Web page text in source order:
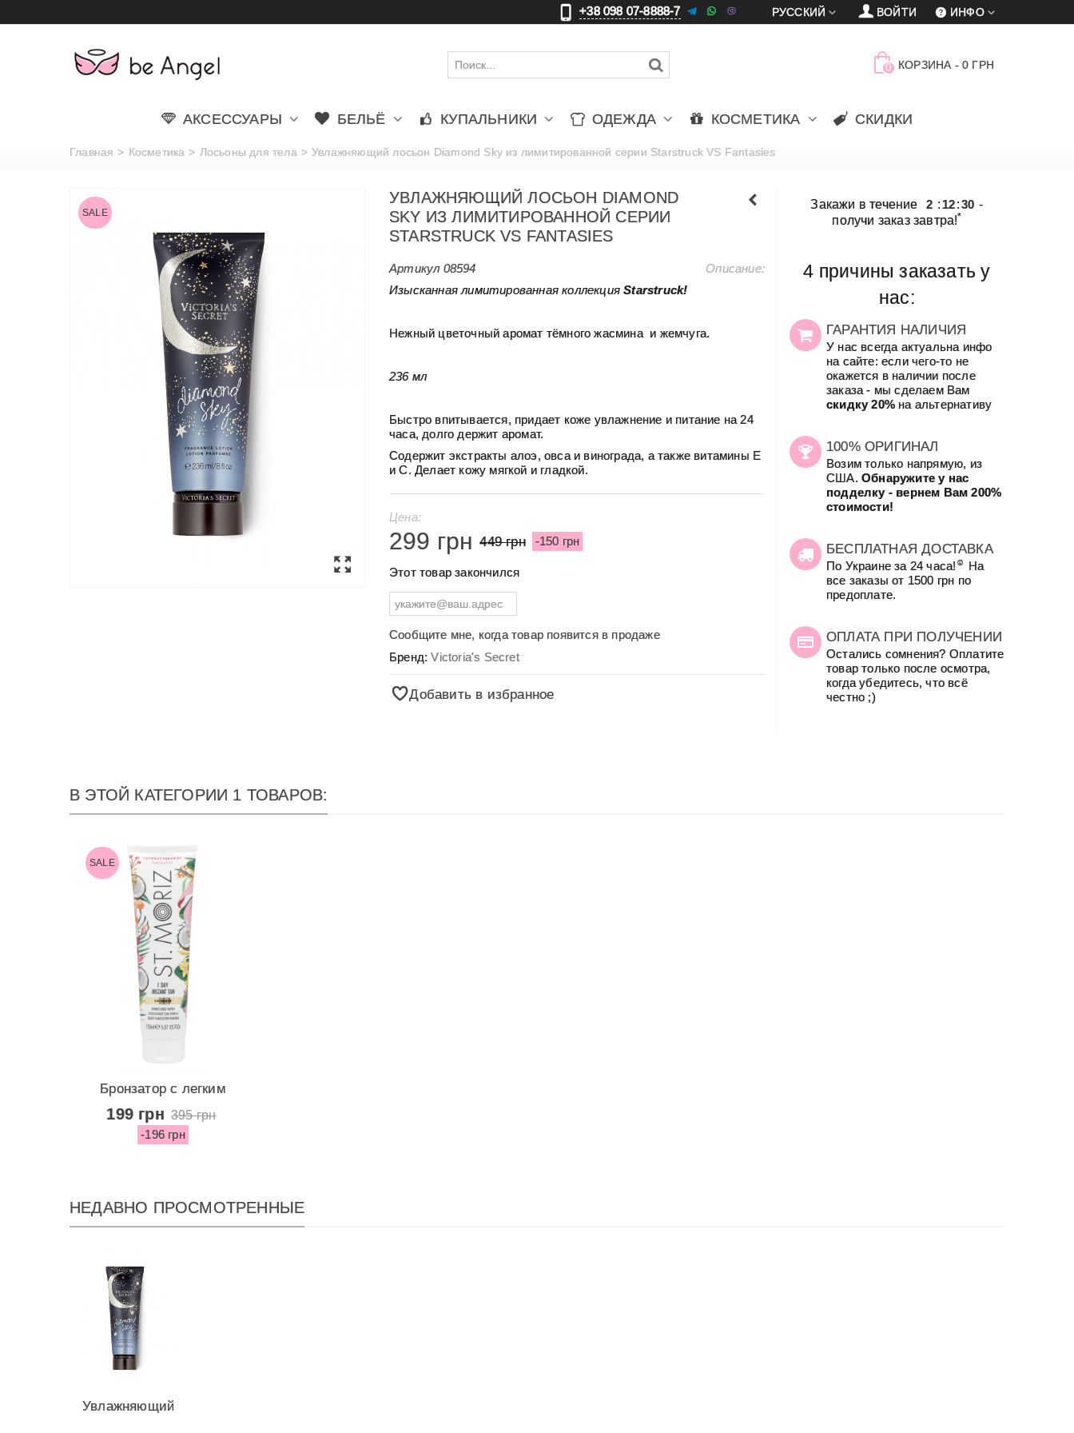
+38 098 07-8888-7 更 車 賈 ИНФО
ВОЙТИ
РУССКИЙ
0 КОРЗИНА - 0 ГРН
АКСЕССУАРЫ БЕЛЬЁ КУПАЛЬНИКИ ОДЕЖДА КОСМЕТИКА СКИДКИ
Главная > Косметика > Лосьоны для тела > Увлажняющий лосьон Diamond Sky из лимитированной серии Starstruck VS Fantasies
SALE
УВЛАЖНЯЮЩИЙ ЛОСЬОН DIAMOND
SKY ИЗ ЛИМИТИРОВАННОЙ СЕРИИ
STARSTRUCK VS FANTASIES
Артикул 08594
Описание:
Изысканная лимитированная коллекцияStarstruck!
Нежный цветочный аромат тёмного жасмина и жемчуга.
236 мл
Быстро впитывается, придает коже увлажнение и питание на 24
часа, долго держит аромат.
Содержит экстракты алоэ, овса и винограда, а также витамины E
и C. Делает кожу мягкой и гладкой.
Цена:
299 грн 449 грн -150 грн
Этот товар закончился
Сообщите мне, когда товар появится в продаже
Бренд:Victoria's Secret
Добавить в избранное
Закажи в течение 2 :12:30 -
получи заказ завтра!*
4 причины заказать у
нас:
ГАРАНТИЯ НАЛИЧИЯ
У нас всегда актуальна инфо
на сайте: если чего-то не
окажется в наличии после
заказа - мы сделаем Вам
скидку 20%на альтернативу
100% ОРИГИНАЛ
Возим только напрямую, из
США. Обнаружите у нас
подделку - вернем Вам 200%
стоимости!
БЕСПЛАТНАЯ ДОСТАВКА
По Украине за 24 часа! ☺
На
все заказы от 1500 грн по
предоплате.
ОПЛАТА ПРИ ПОЛУЧЕНИИ
Остались сомнения? Оплатите
товар только после осмотра,
когда убедитесь, что всё
честно ;)
В ЭТОЙ КАТЕГОРИИ 1 ТОВАРОВ:
SALE
Бронзатор с легким
эффектом...
199 грн 395 грн
-196 грн
НЕДАВНО ПРОСМОТРЕННЫЕ
Увлажняющий